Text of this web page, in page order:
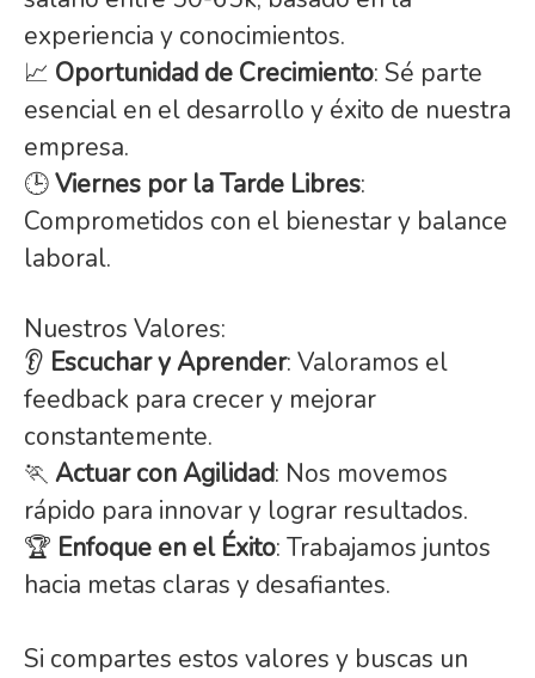
experiencia y conocimientos.
📈 Oportunidad de Crecimiento: Sé parte
esencial en el desarrollo y éxito de nuestra
empresa.
🕒Viernes por la Tarde Libres:
Comprometidos con el bienestar y balance
laboral.
Nuestros Valores:
👂 Escuchar y Aprender: Valoramos el
feedback para crecer y mejorar
constantemente.
🏃 Actuar con Agilidad: Nos movemos
rápido para innovar y lograr resultados.
🏆 Enfoque en el Éxito: Trabajamos juntos
hacia metas claras y desafiantes.
Si compartes estos valores y buscas un